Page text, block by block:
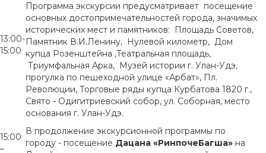
13:00-
15:00
Программа экскурсии предусматривает посещение
основных достопримечательностей города, значимых
исторических мест и памятников: Площадь Советов,
Памятник В.И.Ленину, Нулевой километр, Дом
купца Розенштейна ,Театральная площадь,
Триумфальная Арка, Музей истории г. Улан-Удэ,
прогулка по пешеходной улице «Арбат», Пл.
Революции, Торговые ряды купца Курбатова 1820 г.,
Свято - Одигитриевский собор, ул. Соборная, место
основания г. Улан-Удэ.
15:00
–
В продолжение экскурсионной программы по
городу - посещение Дацана «РинпочеБагша» на